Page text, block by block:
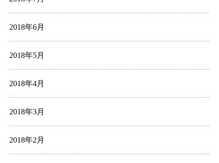
2018年6月
2018年5月
2018年4月
2018年3月
2018年2月